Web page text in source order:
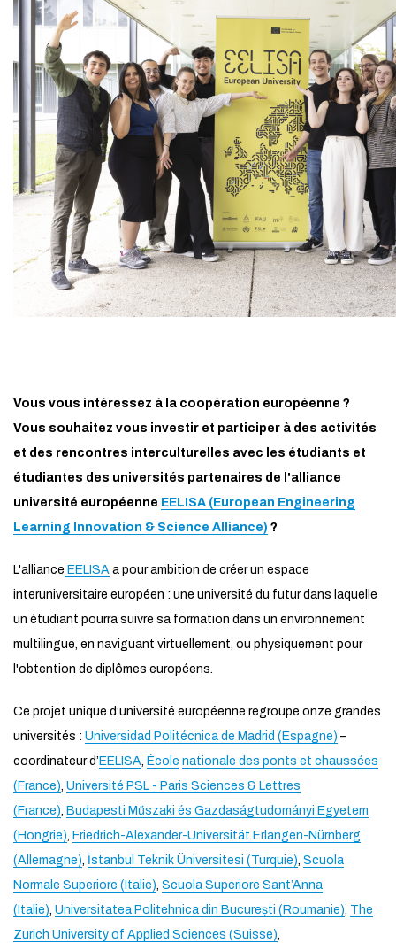
Vous vous intéressez à la coopération européenne ?
Vous souhaitez vous investir et participer à des activités
et des rencontres interculturelles avec les étudiants et
étudiantes des universités partenaires de l'alliance
université européenne EELISA (European Engineering
Learning Innovation & Science Alliance) ?
L'alliance EELISA a pour ambition de créer un espace
interuniversitaire européen : une université du futur dans laquelle
un étudiant pourra suivre sa formation dans un environnement
multilingue, en naviguant virtuellement, ou physiquement pour
l'obtention de diplômes européens.
Ce projet unique d’université européenne regroupe onze grandes
universités : Universidad Politécnica de Madrid (Espagne) –
coordinateur d’ EELISA, École nationale des ponts et chaussées
(France), Université PSL - Paris Sciences & Lettres
(France), Budapesti Műszaki és Gazdaságtudományi Egyetem
(Hongrie), Friedrich-Alexander-Universität Erlangen-Nürnberg
(Allemagne), İstanbul Teknik Üniversitesi (Turquie), Scuola
Normale Superiore (Italie), Scuola Superiore Sant’Anna
(Italie), Universitatea Politehnica din București (Roumanie), The
Zurich University of Applied Sciences (Suisse),